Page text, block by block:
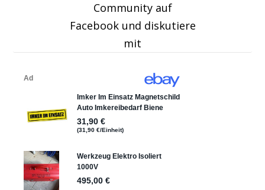
Community auf
Facebook und diskutiere
mit